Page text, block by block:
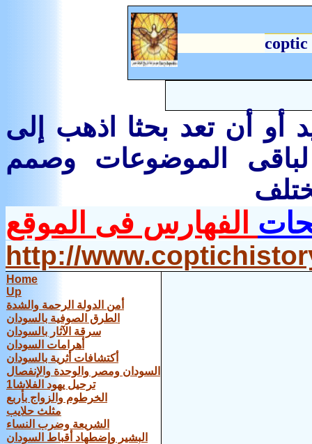
أو أن تعد بحثا اذهب إلى
الموضوعات وصمم
الفهارس فى الموقع
http://
Home
Up
أمن الدولة الرحمة والشدة
الطرق الصوفية بالسودان
سرقة الآثار بالسودان
أهرامات السودان
أكتشافات أثرية بالسودان
السودان ومصر والوحدة والإنفصال
ترحيل يهود الفلاشا1
الخرطوم والزواج بأربع
مثلث حلايب
الشريعة وضرب النساء
البشير وإضطهاد أقباط السودان